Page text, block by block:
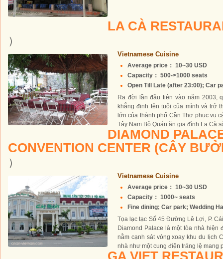
LA CÀ
）
Vietnamese Cuisine
Average price： 10~30 USD
Capacity： 500->1000 seats
Open Till Late (after 23:00); Car
Ra đời lần đầu tiên vào năm 2003,
khẳng định tên tuổi của mình và trở
lớn của thành phố Cần Thơ phục vụ
Tây Nam Bộ.Quán ăn gia đình La Cà
DIAMOND
CONVENTION CENTER (CÂY
）
Vietnamese Cuisine
Average price： 10~30 USD
Capacity： 1000~ seats
Fine dining; Car park; Wedding
Tọa lạc tạc Số 45 Đường Lê Lợi, P.
Diamond Palace là một tòa nhà hiện
nằm cạnh sát vòng xoay khu du lịch
nhà như một cung điện tráng lệ mang
GA VIET